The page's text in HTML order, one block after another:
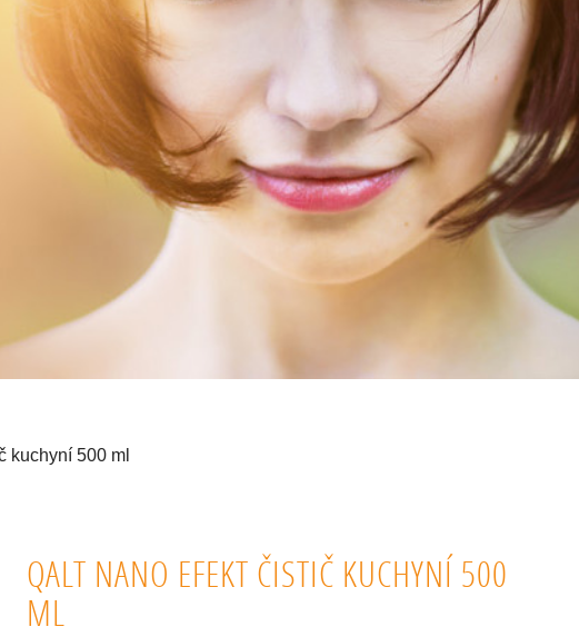
kuchyní 500 ml
QALT NANO EFEKT ČISTIČ KUCHYNÍ 500
ML